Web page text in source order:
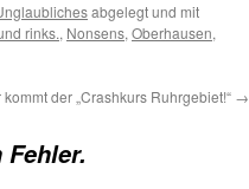
abgelegt und mit
rinks., Nonsens, Oberhausen,
der „Crashkurs Ruhrgebiet!“ →